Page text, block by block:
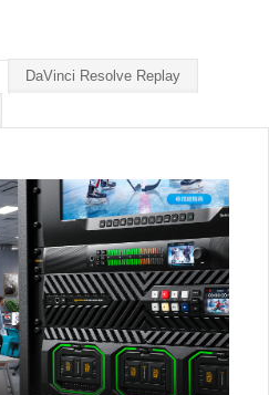
DaVinci Resolve Replay